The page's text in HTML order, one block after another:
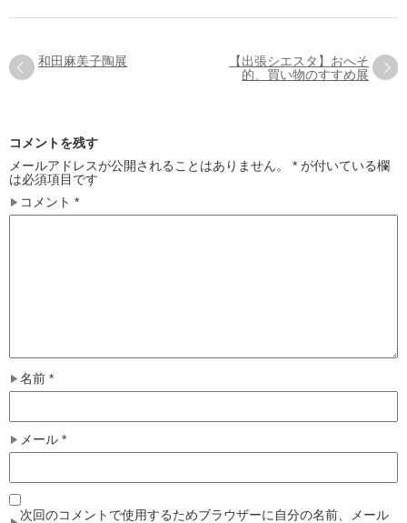
和田麻美子陶展
【出張シエスタ】おへそ
的、買い物のすすめ展
コメントを残す
メールアドレスが公開されることはありません。
* が付いている欄
は必須項目です
コメント *
名前 *
メール *
次回のコメントで使用するためブラウザーに自分の名前、メール